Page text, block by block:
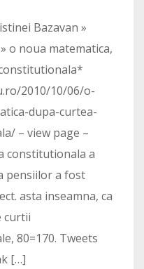
Bazavan »
o noua matematica,
2010/10/06/o-
dupa-curtea-
– view page –
constitutionala a
pensiilor a fost
asta inseamna, ca
curtii
80=170. Tweets
[…]